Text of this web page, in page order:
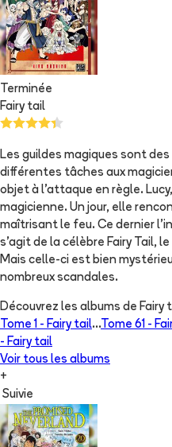
Terminée
Fairy tail
Les guildes magiques sont
différentes tâches aux
objet à l'attaque en règle.
magicienne. Un jour, elle
maîtrisant le feu. Ce dernier
s'agit de la célèbre Fairy Tail,
Mais celle-ci est bien
nombreux scandales.
Découvrez les albums de Fairy
Tome 1 - Fairy tail...Tome 61 -
- Fairy tail
Voir tous les albums
+
Suivie